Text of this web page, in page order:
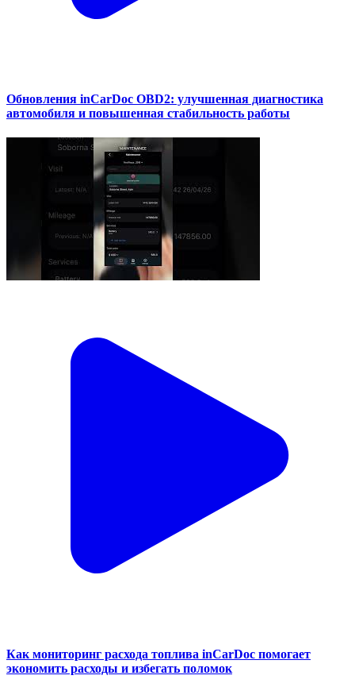
Обновления inCarDoc OBD2: улучшенная диагностика
автомобиля и повышенная стабильность работы
Как мониторинг расхода топлива inCarDoc помогает
экономить расходы и избегать поломок